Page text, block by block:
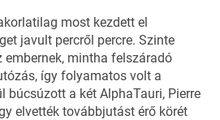
most kezdett el
javult percről percre. Szinte
embernek, mintha felszáradó
így folyamatos volt a
búcsúzott a két AlphaTauri, Pierre
elvették továbbjutást érő körét